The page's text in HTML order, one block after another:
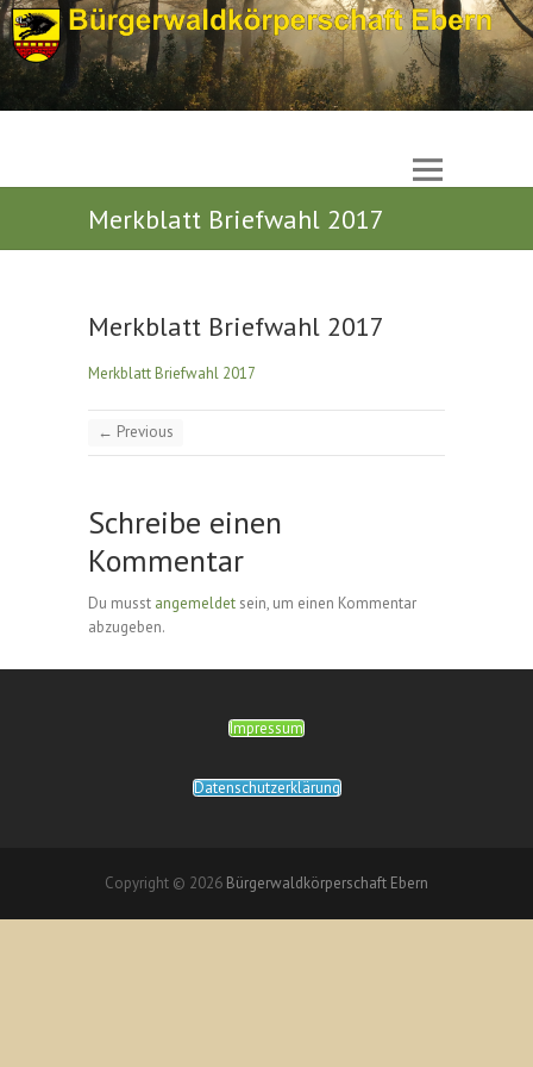
Merkblatt Briefwahl 2017
Merkblatt Briefwahl 2017
Merkblatt Briefwahl 2017
← Previous
Schreibe einen
Kommentar
Du musst angemeldet sein, um einen Kommentar
abzugeben.
Impressum
Datenschutzerklärung
Copyright © 2026 Bürgerwaldkörperschaft Ebern